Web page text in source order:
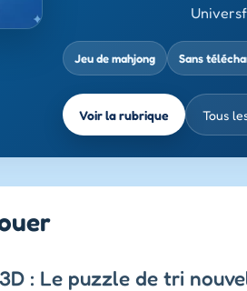
Jeu de mahjong Sans
Voir la rubrique Tous
: Le puzzle de tri